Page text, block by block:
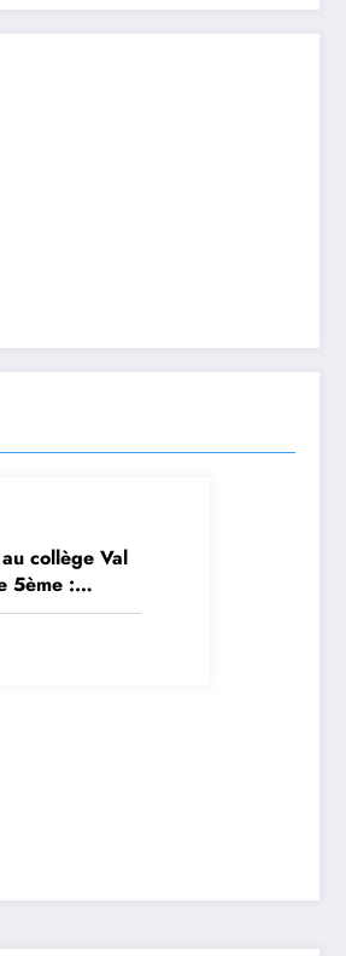
collège Val
5ème :
28